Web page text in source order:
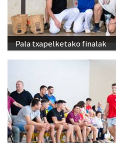
Pala txapelketako finalak